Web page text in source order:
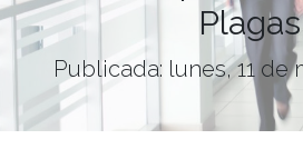
Plagas
Publicada: lunes, 11 de